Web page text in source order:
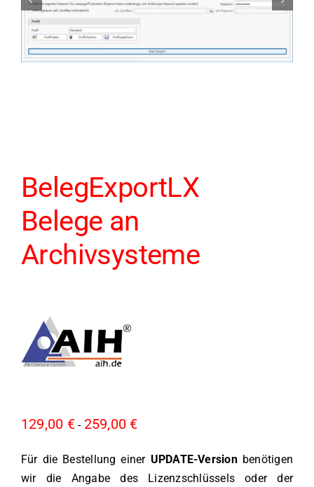
BelegExportLX
Belege an
Archivsysteme
129,00 €- 259,00 €
Für die Bestellung einer UPDATE-Versionbenötigen
wir die Angabe des Lizenzschlüssels oder der